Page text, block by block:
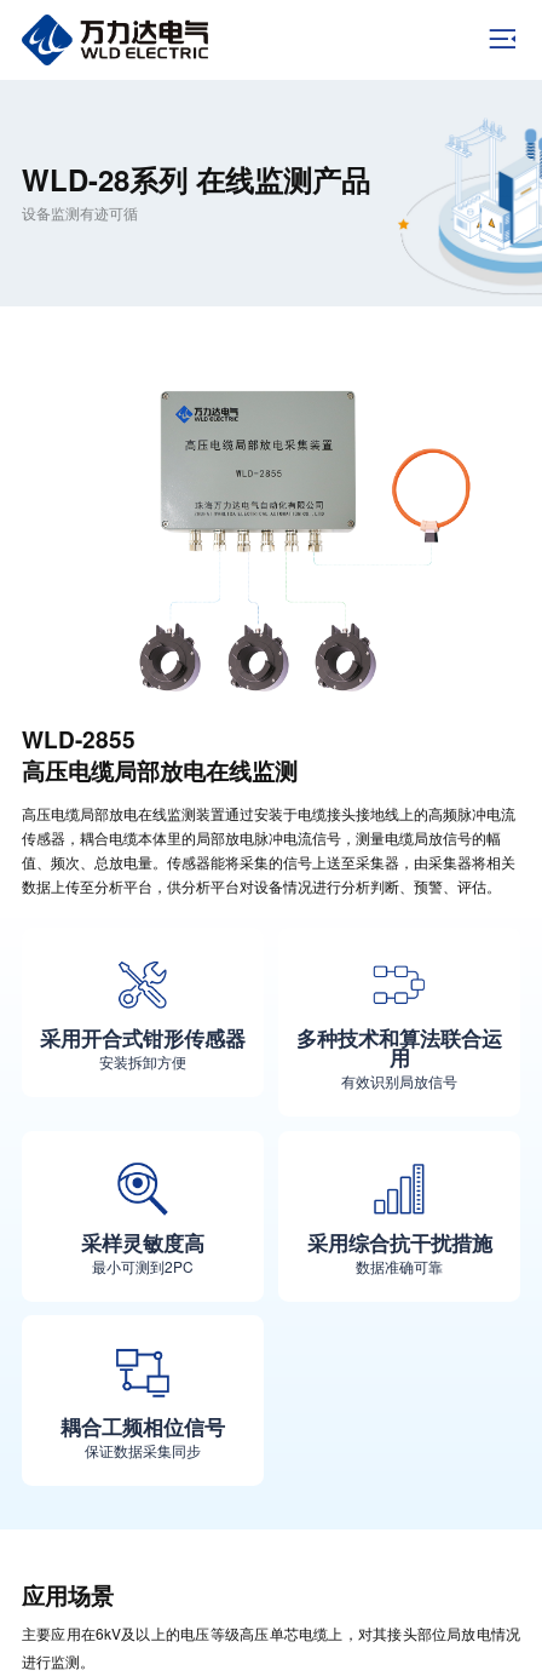
WLD-28系列 在线监测产品
设备监测有迹可循
WLD-2855
高压电缆局部放电在线监测
高压电缆局部放电在线监测装置通过安装于电缆接头接地线上的高频脉冲电流
传感器，耦合电缆本体里的局部放电脉冲电流信号，测量电缆局放信号的幅
值、频次、总放电量。传感器能将采集的信号上送至采集器，由采集器将相关
数据上传至分析平台，供分析平台对设备情况进行分析判断、预警、评估。
采用开合式钳形传感器
安装拆卸方便
多种技术和算法联合运
用
有效识别局放信号
采样灵敏度高
最小可测到2PC
采用综合抗干扰措施
数据准确可靠
耦合工频相位信号
保证数据采集同步
应用场景
主要应用在6kV及以上的电压等级高压单芯电缆上，对其接头部位局放电情况
进行监测。